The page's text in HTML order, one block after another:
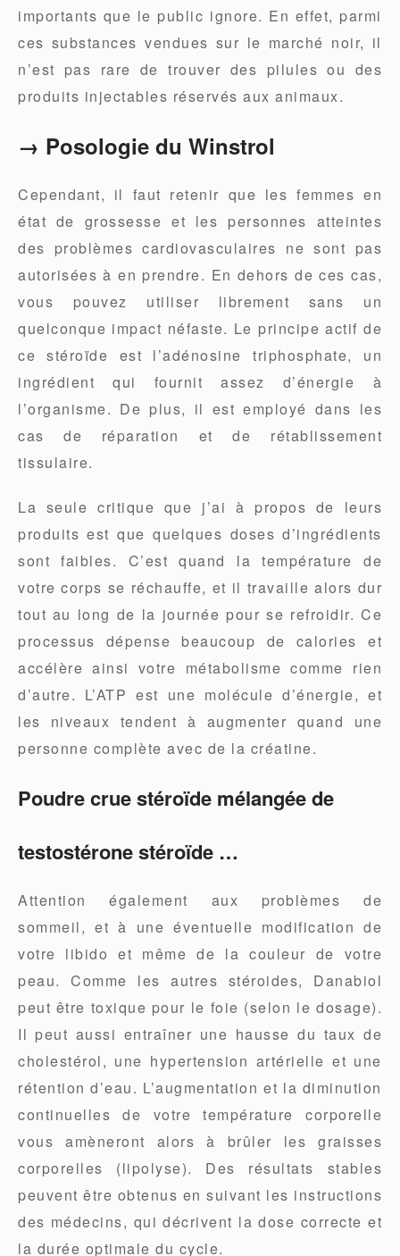
importants que le public ignore. En effet, parmi
ces substances vendues sur le marché noir, il
n’est pas rare de trouver des pilules ou des
produits injectables réservés aux animaux.
→ Posologie du Winstrol
Cependant, il faut retenir que les femmes en
état de grossesse et les personnes atteintes
des problèmes cardiovasculaires ne sont pas
autorisées à en prendre. En dehors de ces cas,
vous pouvez utiliser librement sans un
quelconque impact néfaste. Le principe actif de
ce stéroïde est l’adénosine triphosphate, un
ingrédient qui fournit assez d’énergie à
l’organisme. De plus, il est employé dans les
cas de réparation et de rétablissement
tissulaire.
La seule critique que j’ai à propos de leurs
produits est que quelques doses d’ingrédients
sont faibles. C’est quand la température de
votre corps se réchauffe, et il travaille alors dur
tout au long de la journée pour se refroidir. Ce
processus dépense beaucoup de calories et
accélère ainsi votre métabolisme comme rien
d’autre. L’ATP est une molécule d’énergie, et
les niveaux tendent à augmenter quand une
personne complète avec de la créatine.
Poudre crue stéroïde mélangée de
testostérone stéroïde …
Attention également aux problèmes de
sommeil, et à une éventuelle modification de
votre libido et même de la couleur de votre
peau. Comme les autres stéroides, Danabiol
peut être toxique pour le foie (selon le dosage).
Il peut aussi entraîner une hausse du taux de
cholestérol, une hypertension artérielle et une
rétention d’eau. L’augmentation et la diminution
continuelles de votre température corporelle
vous amèneront alors à brûler les graisses
corporelles (lipolyse). Des résultats stables
peuvent être obtenus en suivant les instructions
des médecins, qui décrivent la dose correcte et
la durée optimale du cycle.